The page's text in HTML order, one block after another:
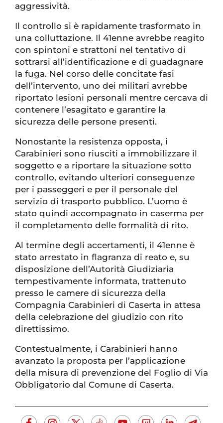
aggressività.
Il controllo si è rapidamente trasformato in
una colluttazione. Il 41enne avrebbe reagito
con spintoni e strattoni nel tentativo di
sottrarsi all’identificazione e di guadagnare
la fuga. Nel corso delle concitate fasi
dell’intervento, uno dei militari avrebbe
riportato lesioni personali mentre cercava di
contenere l’esagitato e garantire la
sicurezza delle persone presenti.
Nonostante la resistenza opposta, i
Carabinieri sono riusciti a immobilizzare il
soggetto e a riportare la situazione sotto
controllo, evitando ulteriori conseguenze
per i passeggeri e per il personale del
servizio di trasporto pubblico. L’uomo è
stato quindi accompagnato in caserma per
il completamento delle formalità di rito.
Al termine degli accertamenti, il 41enne è
stato arrestato in flagranza di reato e, su
disposizione dell’Autorità Giudiziaria
tempestivamente informata, trattenuto
presso le camere di sicurezza della
Compagnia Carabinieri di Caserta in attesa
della celebrazione del giudizio con rito
direttissimo.
Contestualmente, i Carabinieri hanno
avanzato la proposta per l’applicazione
della misura di prevenzione del Foglio di Via
Obbligatorio dal Comune di Caserta.